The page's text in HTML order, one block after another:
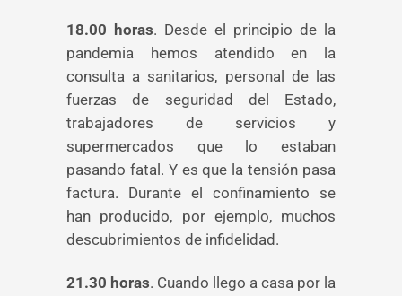
18.00 horas. Desde el principio de la
pandemia hemos atendido en la
consulta a sanitarios, personal de las
fuerzas de seguridad del Estado,
trabajadores de servicios y
supermercados que lo estaban
pasando fatal. Y es que la tensión pasa
factura. Durante el confinamiento se
han producido, por ejemplo, muchos
descubrimientos de infidelidad.
21.30 horas. Cuando llego a casa por la